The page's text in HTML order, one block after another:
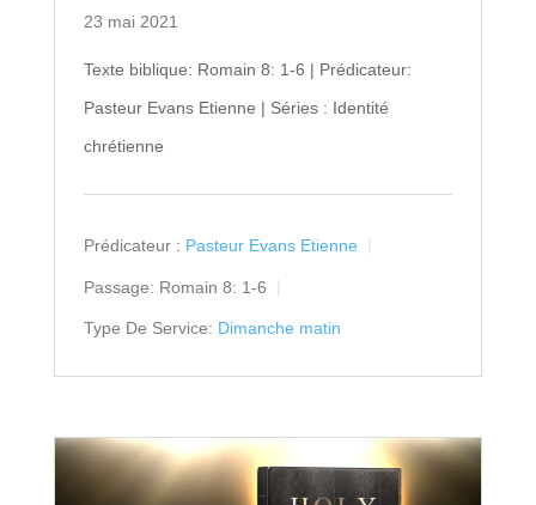
23 mai 2021
Texte biblique: Romain 8: 1-6 | Prédicateur:
Pasteur Evans Etienne | Séries : Identité
chrétienne
Prédicateur : Pasteur Evans Etienne
Passage: Romain 8: 1-6
Type De Service: Dimanche matin